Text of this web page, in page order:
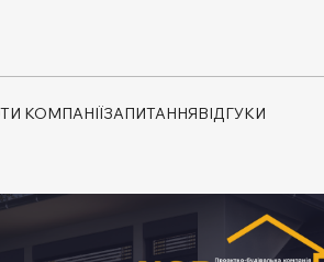
КОМПАНІЇЗАПИТАННЯВІДГУКИ